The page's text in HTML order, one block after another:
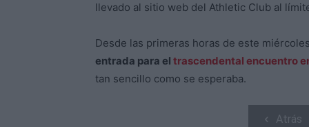
llevado al sitio web del Athletic Club al
Desde las primeras horas de este
entrada para el trascendental encuentro
tan sencillo como se esperaba.
Atrás